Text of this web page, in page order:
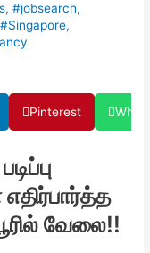
,#jobsearch,
#Singapore,
Pinterest
வேலை!!